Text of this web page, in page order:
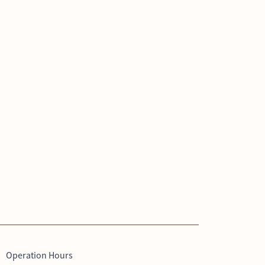
Operation Hours